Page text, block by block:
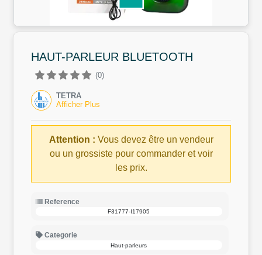
HAUT-PARLEUR BLUETOOTH
(0)
TETRA
Afficher Plus
Attention : Vous devez être un vendeur
ou un grossiste pour commander et voir
les prix.
Reference
F31777-I17905
Categorie
Haut-parleurs